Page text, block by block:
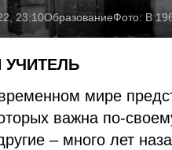
23:10ОбразованиеФото:В
мире
важна по-
– много лет